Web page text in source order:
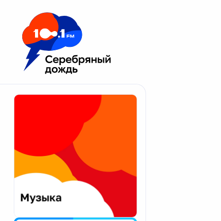
Москва 100.1 FM
Апатиты
Екатеринбург
Калининград
Калуга